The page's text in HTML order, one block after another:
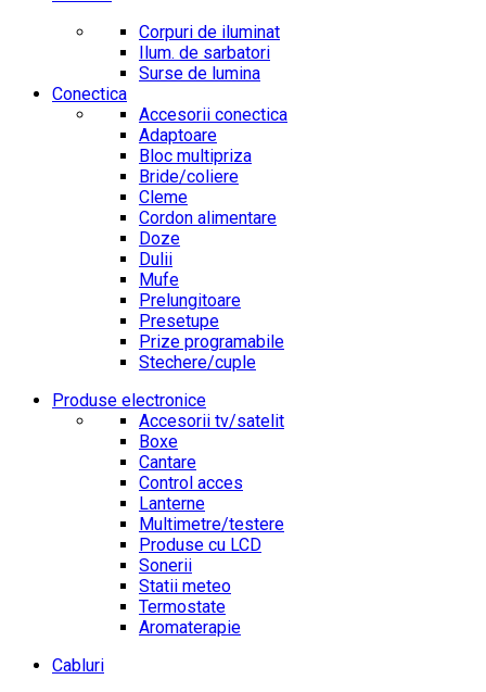
Corpuri de iluminat
Ilum. de sarbatori
Surse de lumina
Conectica
Accesorii conectica
Adaptoare
Bloc multipriza
Bride/coliere
Cleme
Cordon alimentare
Doze
Dulii
Mufe
Prelungitoare
Presetupe
Prize programabile
Stechere/cuple
Produse electronice
Accesorii tv/satelit
Boxe
Cantare
Control acces
Lanterne
Multimetre/testere
Produse cu LCD
Sonerii
Statii meteo
Termostate
Aromaterapie
Cabluri